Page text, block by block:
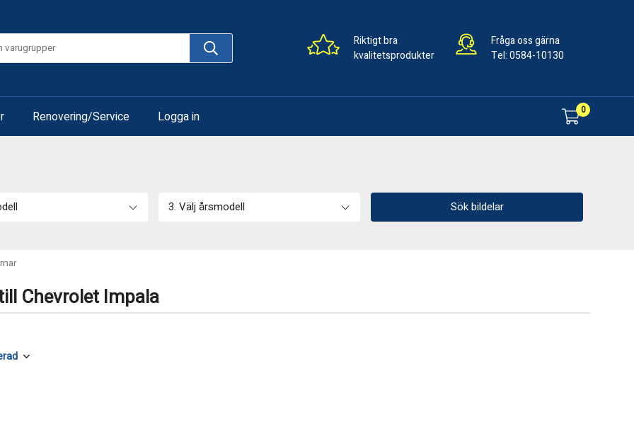
Riktigt bra
kvalitetsprodukter
Fråga oss gärna
Tel:0584-10130
Renovering/Service Logga in 0
3. Välj årsmodell Sök bildelar
Chevrolet Impala